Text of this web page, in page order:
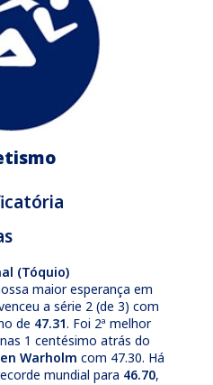
(Tóquio)
maior esperança em
a série 2 (de 3) com
de 47.31. Foi 2ª melhor
1 centésimo atrás do
Warholm com 47.30. Há
mundial para 46.70,